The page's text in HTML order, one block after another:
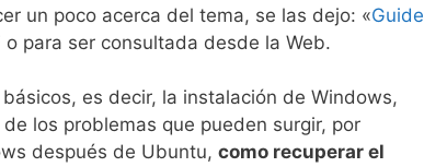
un poco acerca del tema, se las dejo: «Guide
o para ser consultada desde la Web.
es decir, la instalación de Windows,
los problemas que pueden surgir, por
después de Ubuntu, como recuperar el